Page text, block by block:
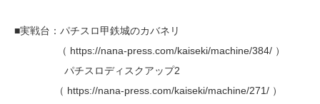
■実戦台：パチスロ甲鉄城のカバネリ
（ https://nana-press.com/kaiseki/machine/384/ ）
パチスロディスクアップ2
（ https://nana-press.com/kaiseki/machine/271/ ）